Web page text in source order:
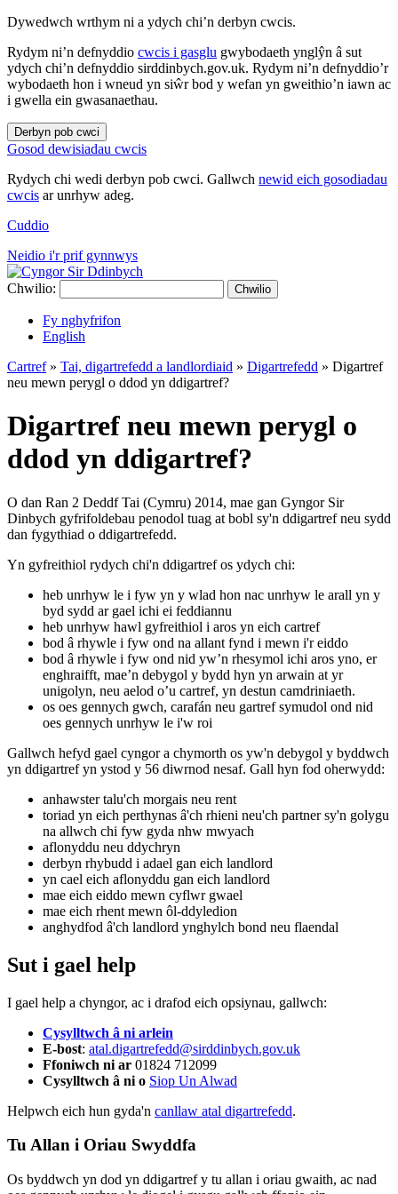
Dywedwch wrthym ni a ydych chi’n derbyn cwcis.
Rydym ni’n defnyddio cwcis i gasglu gwybodaeth ynglŷn â sut
ydych chi’n defnyddio sirddinbych.gov.uk. Rydym ni’n defnyddio’r
wybodaeth hon i wneud yn siŵr bod y wefan yn gweithio’n iawn ac
i gwella ein gwasanaethau.
Derbyn pob cwci
Gosod dewisiadau cwcis
Rydych chi wedi derbyn pob cwci. Gallwch newid eich gosodiadau
cwcis ar unrhyw adeg.
Cuddio
Neidio i'r prif gynnwys
Chwilio: Chwilio
Fy nghyfrifon
English
Cartref» Tai, digartrefedd a landlordiaid » Digartrefedd » Digartref
neu mewn perygl o ddod yn ddigartref?
Digartref neu mewn perygl o
ddod yn ddigartref?
O dan Ran 2 Deddf Tai (Cymru) 2014, mae gan Gyngor Sir
Dinbych gyfrifoldebau penodol tuag at bobl sy'n ddigartref neu sydd
dan fygythiad o ddigartrefedd.
Yn gyfreithiol rydych chi'n ddigartref os ydych chi:
heb unrhyw le i fyw yn y wlad hon nac unrhyw le arall yn y
byd sydd ar gael ichi ei feddiannu
heb unrhyw hawl gyfreithiol i aros yn eich cartref
bod â rhywle i fyw ond na allant fynd i mewn i'r eiddo
bod â rhywle i fyw ond nid yw’n rhesymol ichi aros yno, er
enghraifft, mae’n debygol y bydd hyn yn arwain at yr
unigolyn, neu aelod o’u cartref, yn destun camdriniaeth.
os oes gennych gwch, carafán neu gartref symudol ond nid
oes gennych unrhyw le i'w roi
Gallwch hefyd gael cyngor a chymorth os yw'n debygol y byddwch
yn ddigartref yn ystod y 56 diwrnod nesaf. Gall hyn fod oherwydd:
anhawster talu'ch morgais neu rent
toriad yn eich perthynas â'ch rhieni neu'ch partner sy'n golygu
na allwch chi fyw gyda nhw mwyach
aflonyddu neu ddychryn
derbyn rhybudd i adael gan eich landlord
yn cael eich aflonyddu gan eich landlord
mae eich eiddo mewn cyflwr gwael
mae eich rhent mewn ôl-ddyledion
anghydfod â'ch landlord ynghylch bond neu flaendal
Sut i gael help
I gael help a chyngor, ac i drafod eich opsiynau, gallwch:
Cysylltwch â ni arlein
E-bost: atal.digartrefedd@sirddinbych.gov.uk
Ffoniwch ni ar 01824 712099
Cysylltwch â ni o Siop Un Alwad
Helpwch eich hun gyda'n canllaw atal digartrefedd.
Tu Allan i Oriau Swyddfa
Os byddwch yn dod yn ddigartref y tu allan i oriau gwaith, ac nad